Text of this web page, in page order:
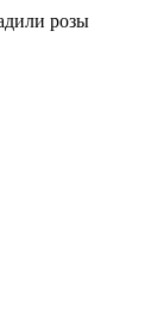
розы